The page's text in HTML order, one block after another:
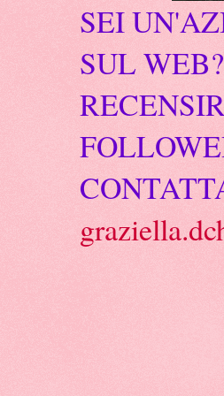
SEI
SUL